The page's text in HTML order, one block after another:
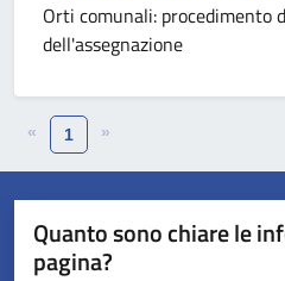
Orti comunali: procedimento
dell'assegnazione
« 1 »
Quanto sono chiare le
pagina?